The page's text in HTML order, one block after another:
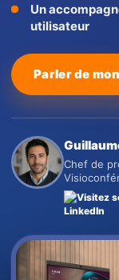
Un
utilisateur
Parler de
Chef de
Visitez